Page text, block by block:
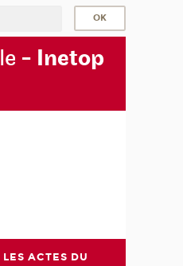
- Inetop
LES ACTES DU